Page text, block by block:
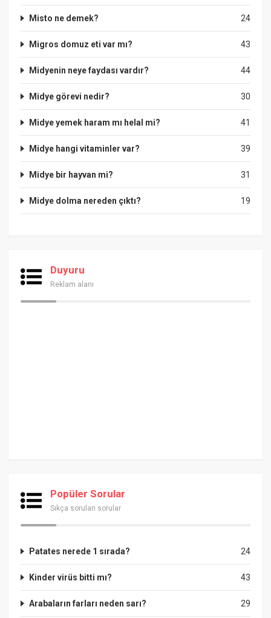
24
Misto ne demek?
43
Migros domuz eti var mı?
44
Midyenin neye faydası vardır?
30
Midye görevi nedir?
41
Midye yemek haram mı helal mi?
39
Midye hangi vitaminler var?
31
Midye bir hayvan mi?
19
Midye dolma nereden çıktı?
Duyuru
Reklam alanı
Popüler Sorular
Sıkça sorulan sorular
24
Patates nerede 1 sırada?
43
Kinder virüs bitti mı?
29
Arabaların farları neden sarı?